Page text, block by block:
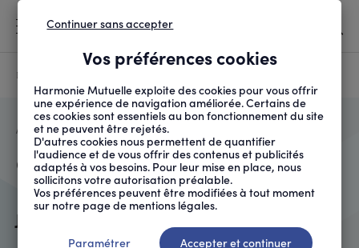
D'ARIANE
ACCUEIL QUI SOMMES-NOUS ? AUTEURS
Catherine Chausseray (ANPM-
FRANCE MUTUALITÉ)
Journaliste
Vos préférences cookies
Harmonie Mutuelle exploite des cookies pour vous offrir
une expérience de navigation améliorée. Certains de
ces cookies sont essentiels au bon fonctionnement du site
et ne peuvent être rejetés.
D'autres cookies nous permettent de quantifier
l'audience et de vous offrir des contenus et publicités
adaptés à vos besoins. Pour leur mise en place, nous
sollicitons votre autorisation préalable.
Vos préférences peuvent être modifiées à tout moment
sur notre page de mentions légales.
Continuer sans accepter
Paramétrer Accepter et continuer